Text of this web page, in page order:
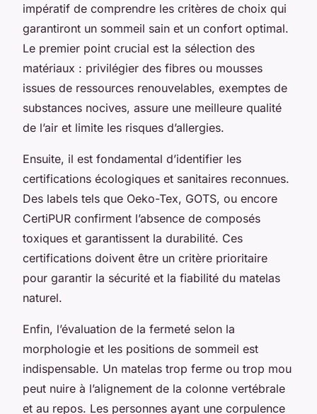
impératif de comprendre les critères de choix qui
garantiront un sommeil sain et un confort optimal.
Le premier point crucial est la sélection des
matériaux : privilégier des fibres ou mousses
issues de ressources renouvelables, exemptes de
substances nocives, assure une meilleure qualité
de l’air et limite les risques d’allergies.
Ensuite, il est fondamental d’identifier les
certifications écologiques et sanitaires reconnues.
Des labels tels que Oeko-Tex, GOTS, ou encore
CertiPUR confirment l’absence de composés
toxiques et garantissent la durabilité. Ces
certifications doivent être un critère prioritaire
pour garantir la sécurité et la fiabilité du matelas
naturel.
Enfin, l’évaluation de la fermeté selon la
morphologie et les positions de sommeil est
indispensable. Un matelas trop ferme ou trop mou
peut nuire à l’alignement de la colonne vertébrale
et au repos. Les personnes ayant une corpulence